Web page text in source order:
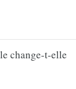
change-t-elle